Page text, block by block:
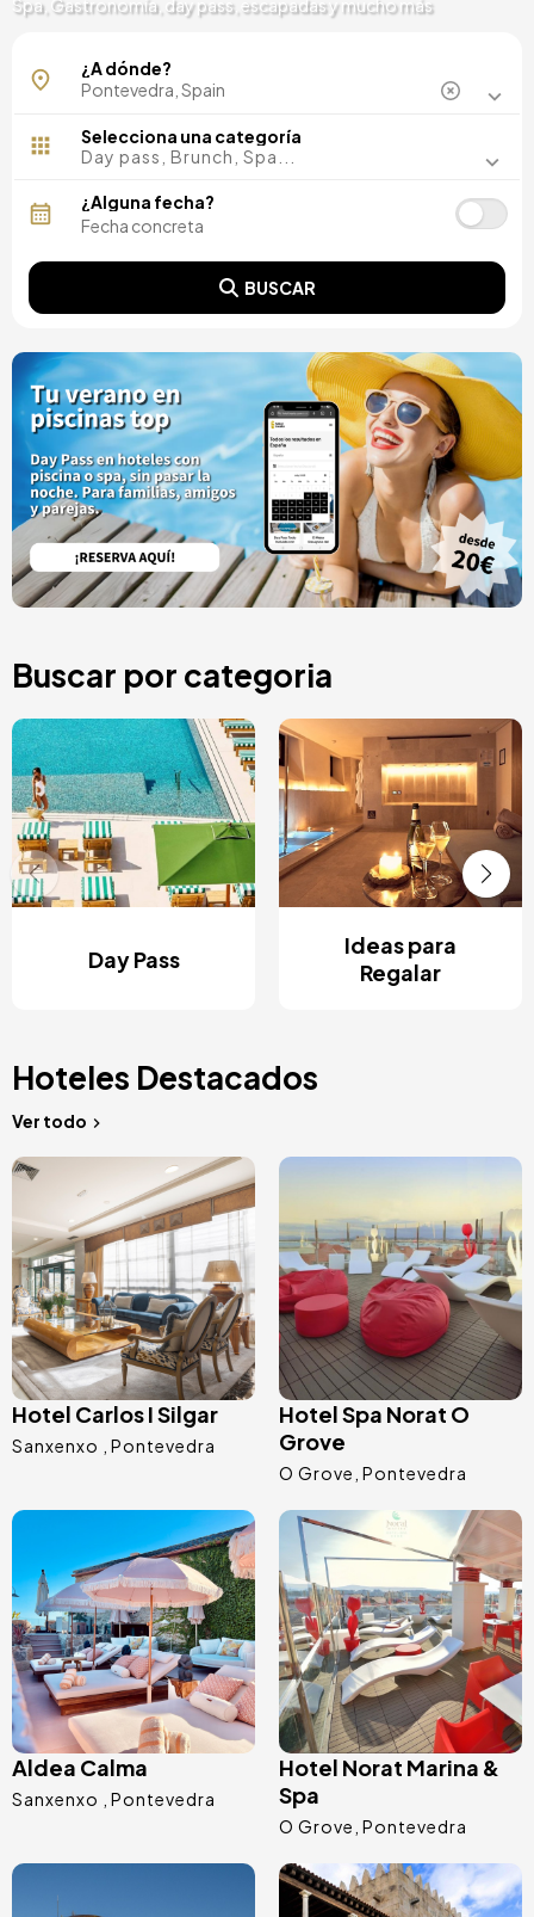
Spa, Gastronomía, day pass, escapadas y mucho más
O Grove
¿A dónde?
Selecciona una categoría
Day pass, Brunch, Spa...
¿Alguna fecha?
BUSCAR
Buscar por categoria
Day Pass
Ideas para
Regalar
Hoteles Destacados
Ver todo
Image
Hotel Carlos I Silgar
Sanxenxo Pontevedra
Image
Hotel Spa Norat O
Grove
O Grove Pontevedra
Aldea Calma
Sanxenxo Pontevedra
Image
Hotel Norat Marina &
Spa
O Grove Pontevedra
Image Image